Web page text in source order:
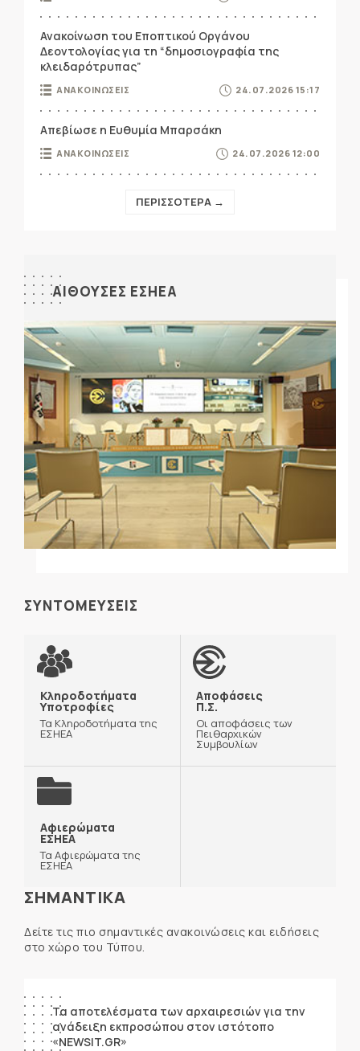
Ανακοίνωση του Εποπτικού Οργάνου
Δεοντολογίας για τη “δημοσιογραφία της
κλειδαρότρυπας”
ΑΝΑΚΟΙΝΩΣΕΙΣ 24.07.2026 15:17
Απεβίωσε η Ευθυμία Μπαρσάκη
ΑΝΑΚΟΙΝΩΣΕΙΣ 24.07.2026 12:00
ΠΕΡΙΣΣΟΤΕΡΑ →
ΑΙΘΟΥΣΕΣ ΕΣΗΕΑ
ΣΥΝΤΟΜΕΥΣΕΙΣ
Κληροδοτήματα
Υποτροφίες
Τα Κληροδοτήματα της
ΕΣΗΕΑ
Αποφάσεις
Π.Σ.
Οι αποφάσεις των
Πειθαρχικών
Συμβουλίων
Αφιερώματα
ΕΣΗΕΑ
Τα Αφιερώματα της
ΕΣΗΕΑ
ΣΗΜΑΝΤΙΚΑ
Δείτε τις πιο σημαντικές ανακοινώσεις και ειδήσεις
στο χώρο του Τύπου.
Τα αποτελέσματα των αρχαιρεσιών για την
ανάδειξη εκπροσώπου στον ιστότοπο
«NEWSIT.GR»